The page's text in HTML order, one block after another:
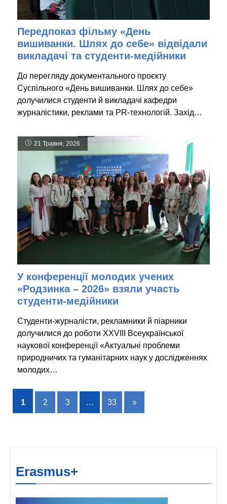
Передпоказ фільму «День
вишиванки. Шлях до себе» відвідали
викладачі та студенти-медійники
До перегляду документального проєкту
Суспільного «День вишиванки. Шлях до себе»
долучилися студенти й викладачі кафедри
журналістики, реклами та PR-технологій. Захід…
21 Травня, 2026
У конференції молодих учених
«Родзинка – 2026» взяли участь
студенти-медійники
Студенти-журналісти, рекламники й піарники
долучилися до роботи XХVIІІ Всеукраїнської
наукової конференції «Актуальні проблеми
природничих та гуманітарних наук у дослідженнях
молодих…
1 2 3 … 33 »
Erasmus+